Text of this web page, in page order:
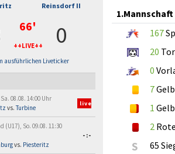
Reinsdorf II
66'
++LIVE++ 0
ausführlichen Liveticker
08.08. 14:00 Uhr
vs.Turbine
live
(U17), So. 09.08. 11:30
vs. Piesteritz
-:-
1.Mannschaft
167
20
0
7
1
2
S 65